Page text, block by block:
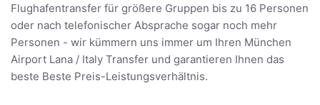
Flughafentransfer für größere Gruppen bis zu 16 Personen
oder nach telefonischer Absprache sogar noch mehr
Personen - wir kümmern uns immer um Ihren München
Airport Lana / Italy Transfer und garantieren Ihnen das
beste Beste Preis-Leistungsverhältnis.